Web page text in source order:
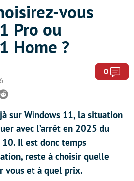
vous
Pro ou
Home ?
0
Reddit
sur Windows 11, la situation
avec l’arrêt en 2025 du
Il est donc temps
reste à choisir quelle
vous et à quel prix.